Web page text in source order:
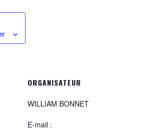
ORGANISATEUR
WILLIAM BONNET
E-mail :